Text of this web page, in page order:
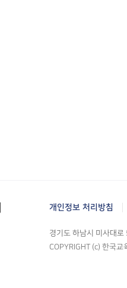
개인정보 처리방침
경기도 하남시 미사대
COPYRIGHT (c) 한국